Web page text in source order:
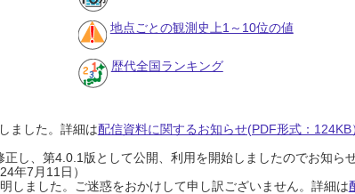
地点ごとの観測史上1～10位の値
歴代全国ランキング
ました。詳細は配信資料に関するお知らせ(PDF形式：124KB
し、第4.0.1版として公開、利用を開始しましたのでお知ら
年7月11日）
しました。ご迷惑をおかけして申し訳ございません。詳細は